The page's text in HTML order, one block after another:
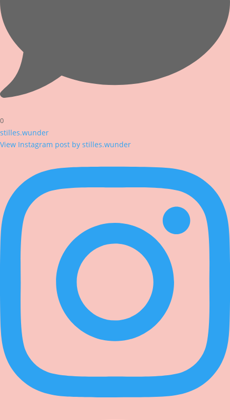
0
stilles.wunder
View Instagram post by stilles.wunder